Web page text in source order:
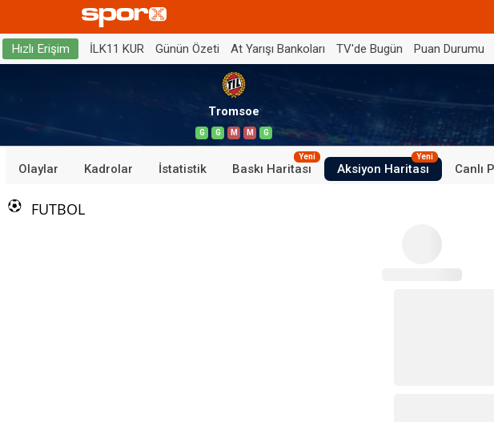
Hızlı Erişim İLK11 KUR Günün Özeti At Yarışı Bankoları TV'de Bugün Puan Durumu
Tromsoe
G G M M G
Olaylar Kadrolar İstatistik Baskı Haritası
Yeni
Aksiyon Haritası
Yeni
Canlı
FUTBOL